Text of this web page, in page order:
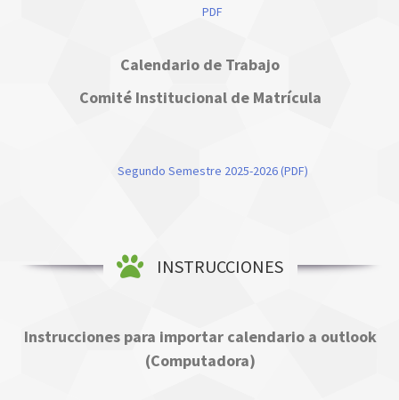
PDF
Calendario de Trabajo
Comité Institucional de Matrícula
Segundo Semestre 2025-2026 (PDF)
INSTRUCCIONES
Instrucciones para importar calendario a outlook
(Computadora)